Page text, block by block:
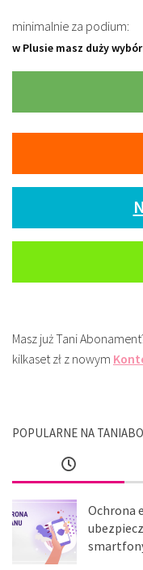
minimalnie za podium:
w Plusie masz duży
Masz już Tani
kilkaset zł z nowym
POPULARNE NA
Ochrona